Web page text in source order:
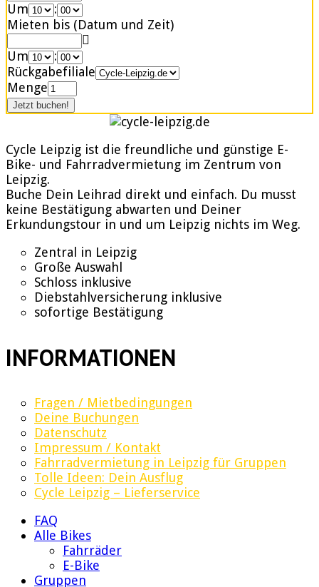
Um
:
Mieten bis (Datum und Zeit)
Um
:
Rückgabefiliale
Menge
Cycle Leipzig ist die freundliche und günstige E-
Bike- und Fahrradvermietung im Zentrum von
Leipzig.
Buche Dein Leihrad direkt und einfach. Du musst
keine Bestätigung abwarten und Deiner
Erkundungstour in und um Leipzig nichts im Weg.
Zentral in Leipzig
Große Auswahl
Schloss inklusive
Diebstahlversicherung inklusive
sofortige Bestätigung
INFORMATIONEN
Fragen / Mietbedingungen
Deine Buchungen
Datenschutz
Impressum / Kontakt
Fahrradvermietung in Leipzig für Gruppen
Tolle Ideen: Dein Ausflug
Cycle Leipzig – Lieferservice
FAQ
Alle Bikes
Fahrräder
E-Bike
Gruppen